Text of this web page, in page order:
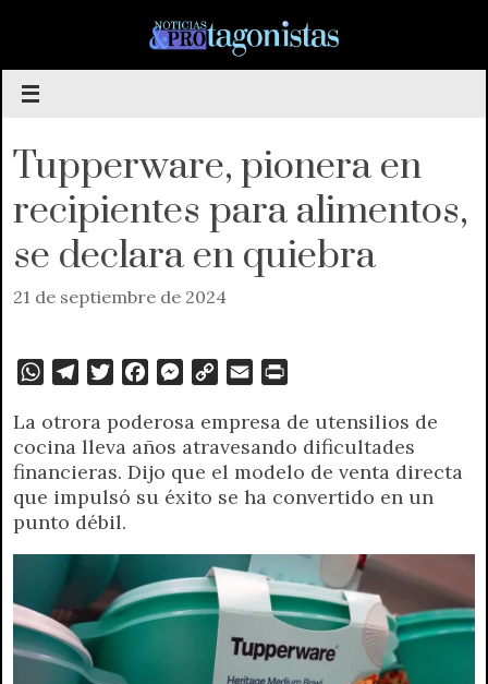
contenido
Tupperware, pionera en
recipientes para alimentos,
se declara en quiebra
21 de septiembre de 2024
W
a
t
s
A
p
p
l
e
g
r
a
m
i
t
t
e
r
c
e
b
o
k
M
s
s
e
n
e
r
p
y
L
i
k
a
i
l
i
n
t
F
i
e
n
d
l
La otrora poderosa empresa de utensilios de
cocina lleva años atravesando dificultades
financieras. Dijo que el modelo de venta directa
que impulsó su éxito se ha convertido en un
punto débil.